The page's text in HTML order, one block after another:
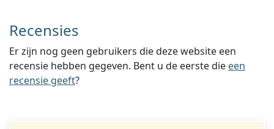
Recensies
Er zijn nog geen gebruikers die deze website een
recensie hebben gegeven. Bent u de eerste die een
recensie geeft?